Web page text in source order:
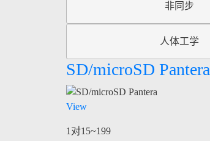
非同步
人体工学
SD/microSD Pantera
View
1对15~199